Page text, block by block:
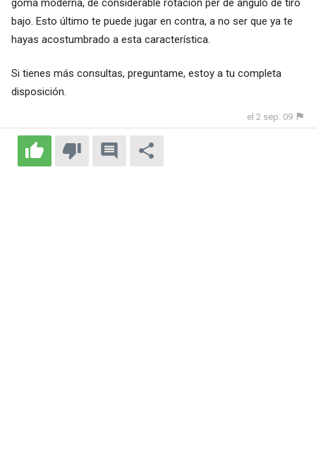
goma moderna, de considerable rotación per de ángulo de tiro
bajo. Esto último te puede jugar en contra, a no ser que ya te
hayas acostumbrado a esta característica.
Si tienes más consultas, preguntame, estoy a tu completa
disposición.
el 2 sep. 09